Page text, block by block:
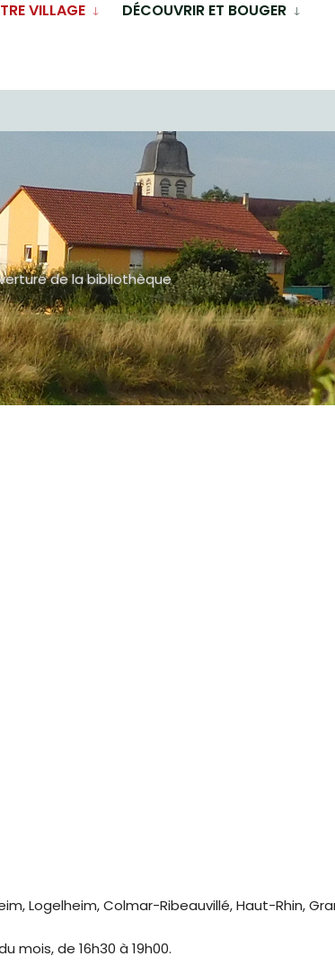
VILLAGE DÉCOUVRIR ET BOUGER
de la bibliothèque
Logelheim, Colmar-Ribeauvillé, Haut-Rhin,
mois, de 16h30 à 19h00.